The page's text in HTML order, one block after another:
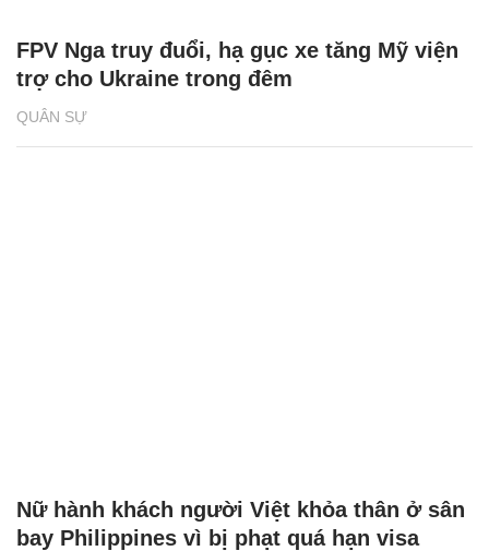
QUÂN SỰ
FPV Nga truy đuổi, hạ gục xe tăng Mỹ viện
trợ cho Ukraine trong đêm
Nữ hành khách người Việt khỏa thân ở sân
bay Philippines vì bị phạt quá hạn visa